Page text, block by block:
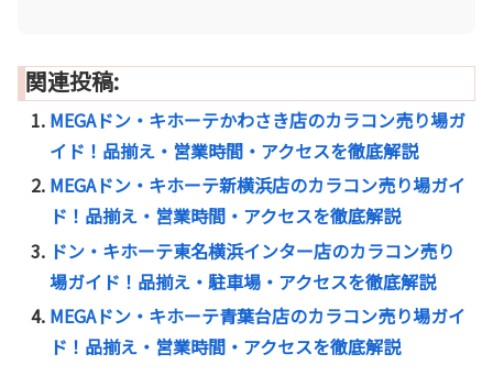
関連投稿:
MEGAドン・キホーテかわさき店のカラコン売り場ガ
イド！品揃え・営業時間・アクセスを徹底解説
MEGAドン・キホーテ新横浜店のカラコン売り場ガイ
ド！品揃え・営業時間・アクセスを徹底解説
ドン・キホーテ東名横浜インター店のカラコン売り
場ガイド！品揃え・駐車場・アクセスを徹底解説
MEGAドン・キホーテ青葉台店のカラコン売り場ガイ
ド！品揃え・営業時間・アクセスを徹底解説